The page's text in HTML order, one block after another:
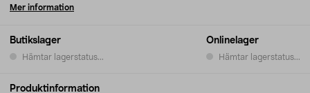
Butikslager
Hämtar lagerstatus...
Onlinelager
Hämtar lagerstatus...
Mer information
Produktinformation